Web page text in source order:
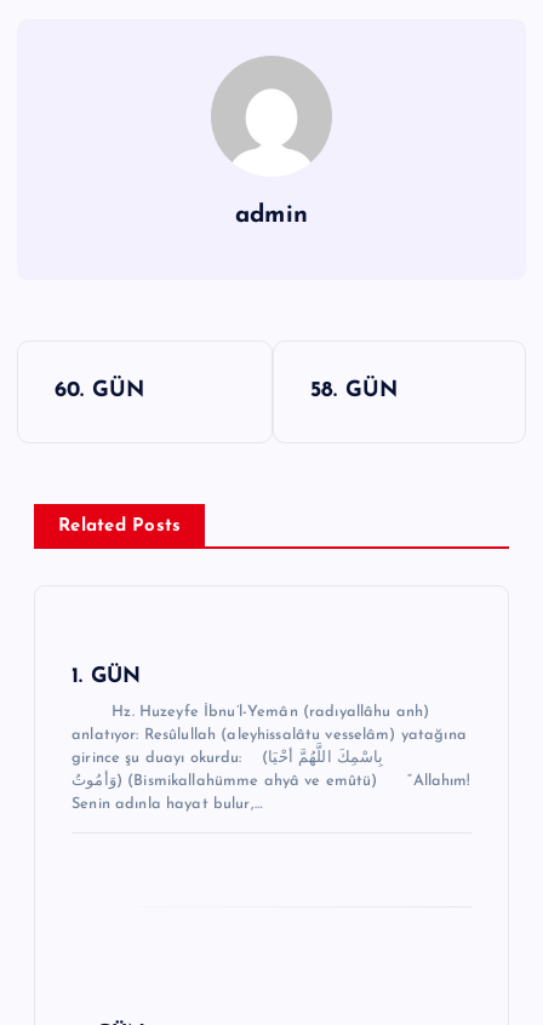
admin
e
60. GÜN 58. GÜN
Related Posts
1. GÜN
Hz. Huzeyfe İbnu’l-Yemân (radıyallâhu anh)
anlatıyor: Resûlullah (aleyhissalâtu vesselâm) yatağına
girince şu duayı okurdu: (بِاسْمِكَ اللَّهُمَّ أحْيَا
وَأمُوتُ) (Bismikallahümme ahyâ ve emûtü) “Allahım!
Senin adınla hayat bulur,…